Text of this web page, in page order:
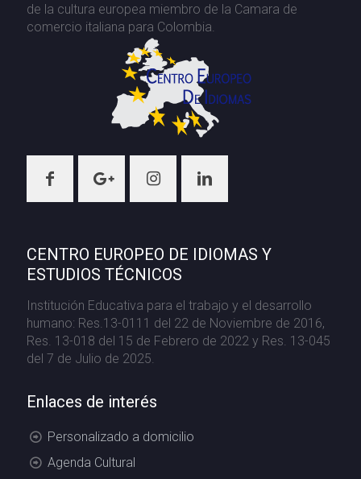
de la cultura europea miembro de la Camara de
comercio italiana para Colombia.
CENTRO EUROPEO DE IDIOMAS Y
ESTUDIOS TÉCNICOS
Institución Educativa para el trabajo y el desarrollo
humano: Res.13-0111 del 22 de Noviembre de 2016,
Res. 13-018 del 15 de Febrero de 2022 y Res. 13-045
del 7 de Julio de 2025.
Enlaces de interés
Personalizado a domicilio
Agenda Cultural